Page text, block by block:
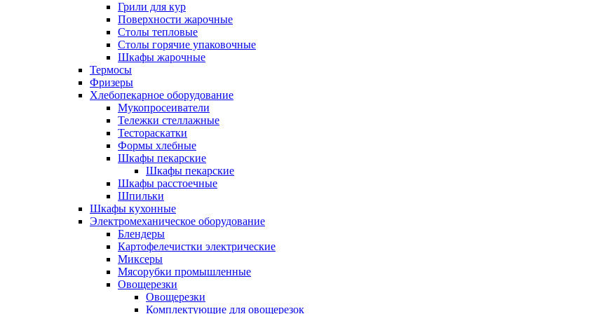
Грили для кур
Поверхности жарочные
Столы тепловые
Столы горячие упаковочные
Шкафы жарочные
Термосы
Фризеры
Хлебопекарное оборудование
Мукопросеиватели
Тележки стеллажные
Тестораскатки
Формы хлебные
Шкафы пекарские
Шкафы пекарские
Шкафы расстоечные
Шпильки
Шкафы кухонные
Электромеханическое оборудование
Блендеры
Картофелечистки электрические
Миксеры
Мясорубки промышленные
Овощерезки
Овощерезки
Комплектующие для овощерезок